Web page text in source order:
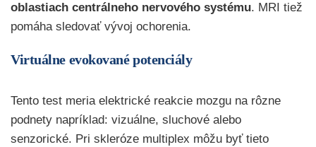
oblastiach centrálneho nervového systému. MRI tiež
pomáha sledovať vývoj ochorenia.
Virtuálne evokované potenciály
Tento test meria elektrické reakcie mozgu na rôzne
podnety napríklad: vizuálne, sluchové alebo
senzorické. Pri skleróze multiplex môžu byť tieto